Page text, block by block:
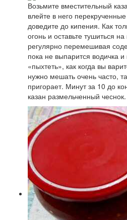
Возьмите вместительный
влейте в него
доведите до кипения. Как
огонь и оставьте тушиться
регулярно перемешивая
пока не выпарится водичка
«пыхтеть», как когда вы
нужно мешать очень часто,
пригорает. Минут за 10 до
казан размельченный чеснок.